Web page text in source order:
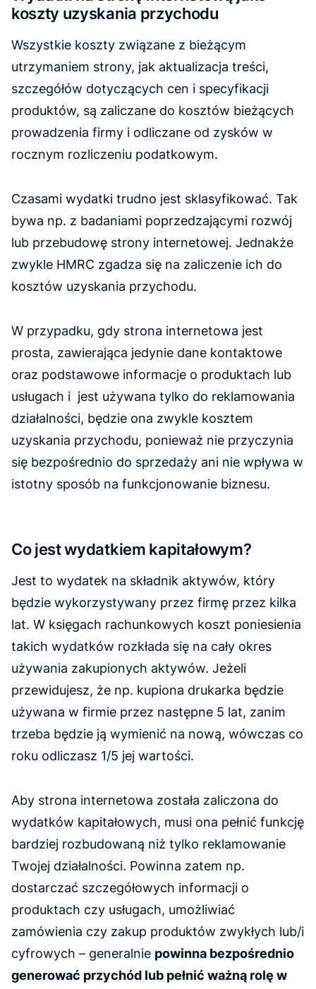
koszty uzyskania przychodu
Wszystkie koszty związane z bieżącym
utrzymaniem strony, jak aktualizacja treści,
szczegółów dotyczących cen i specyfikacji
produktów, są zaliczane do kosztów bieżących
prowadzenia firmy i odliczane od zysków w
rocznym rozliczeniu podatkowym.
Czasami wydatki trudno jest sklasyfikować. Tak
bywa np. z badaniami poprzedzającymi rozwój
lub przebudowę strony internetowej. Jednakże
zwykle HMRC zgadza się na zaliczenie ich do
kosztów uzyskania przychodu.
W przypadku, gdy strona internetowa jest
prosta, zawierająca jedynie dane kontaktowe
oraz podstawowe informacje o produktach lub
usługach i jest używana tylko do reklamowania
działalności, będzie ona zwykle kosztem
uzyskania przychodu, ponieważ nie przyczynia
się bezpośrednio do sprzedaży ani nie wpływa w
istotny sposób na funkcjonowanie biznesu.
Co jest wydatkiem kapitałowym?
Jest to wydatek na składnik aktywów, który
będzie wykorzystywany przez firmę przez kilka
lat. W księgach rachunkowych koszt poniesienia
takich wydatków rozkłada się na cały okres
używania zakupionych aktywów. Jeżeli
przewidujesz, że np. kupiona drukarka będzie
używana w firmie przez następne 5 lat, zanim
trzeba będzie ją wymienić na nową, wówczas co
roku odliczasz 1/5 jej wartości.
Aby strona internetowa została zaliczona do
wydatków kapitałowych, musi ona pełnić funkcję
bardziej rozbudowaną niż tylko reklamowanie
Twojej działalności. Powinna zatem np.
dostarczać szczegółowych informacji o
produktach czy usługach, umożliwiać
zamówienia czy zakup produktów zwykłych lub/i
cyfrowych – generalnie powinna bezpośrednio
generować przychód lub pełnić ważną rolę w